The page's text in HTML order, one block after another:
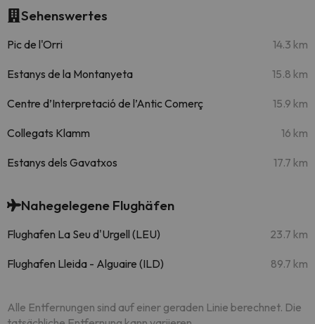
Sehenswertes
Pic de l'Orri 14.3 km
Estanys de la Montanyeta 15.8 km
Centre d’Interpretació de l’Antic Comerç 15.9 km
Collegats Klamm 16 km
Estanys dels Gavatxos 17.7 km
Nahegelegene Flughäfen
Flughafen La Seu d'Urgell (LEU) 23.7 km
Flughafen Lleida - Alguaire (ILD) 89.7 km
Alle Entfernungen sind auf einer geraden Linie berechnet. Die